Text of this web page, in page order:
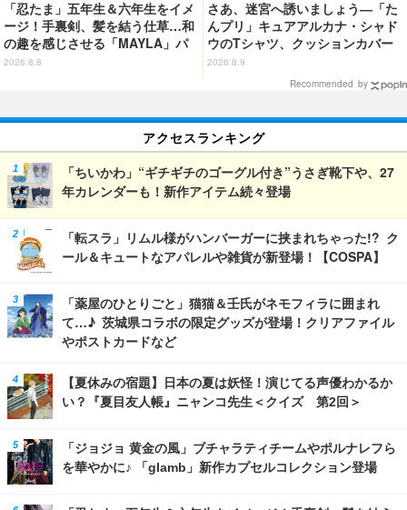
「忍たま」五年生＆六年生をイメ
ージ！手裏剣、髪を結う仕草…和
の趣を感じさせる「MAYLA」パ
ンプス
2026.8.8
さあ、迷宮へ誘いましょう―「た
んプリ」キュアアルカナ・シャド
ウのTシャツ、クッションカバー
などが新登場
2026.8.9
Recommended by
アクセスランキング
「ちいかわ」“ギチギチのゴーグル付き”うさぎ靴下や、27
年カレンダーも！新作アイテム続々登場
「転スラ」リムル様がハンバーガーに挟まれちゃった!? ク
ール＆キュートなアパレルや雑貨が新登場！【COSPA】
「薬屋のひとりごと」猫猫＆壬氏がネモフィラに囲まれ
て…♪ 茨城県コラボの限定グッズが登場！クリアファイル
やポストカードなど
【夏休みの宿題】日本の夏は妖怪！演じてる声優わかるか
い？『夏目友人帳』ニャンコ先生＜クイズ 第2回＞
「ジョジョ 黄金の風」ブチャラティチームやポルナレフら
を華やかに♪ 「glamb」新作カプセルコレクション登場